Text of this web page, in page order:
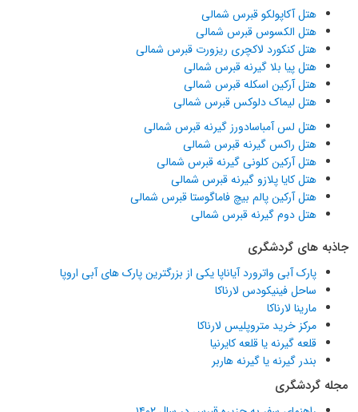
هتل آکاپولکو قبرس شمالی
هتل الکسوس قبرس شمالی
هتل کنکورد لاکچری ریزورت قبرس شمالی
هتل پیا بلا گیرنه قبرس شمالی
هتل آرکین اسکله قبرس شمالی
هتل لیماک دلوکس قبرس شمالی
هتل لس آمباسادورز گیرنه قبرس شمالی
هتل راکس گیرنه قبرس شمالی
هتل آرکین کلونی گیرنه قبرس شمالی
هتل کایا پلازو گیرنه قبرس شمالی
هتل آرکین پالم بیچ فاماگوستا قبرس شمالی
هتل دوم گیرنه قبرس شمالی
جاذبه های گردشگری
پارک آبی واترورد آیاناپا یکی از بزرگترین پارک های آبی اروپا
ساحل فینیکودس لارناکا
مارینا لارناکا
مرکز خرید متروپلیس لارناکا
قلعه گیرنه یا قلعه کایرنیا
بندر گیرنه یا گیرنه هاربر
مجله گردشگری